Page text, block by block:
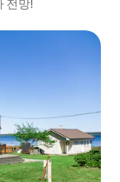
전망!